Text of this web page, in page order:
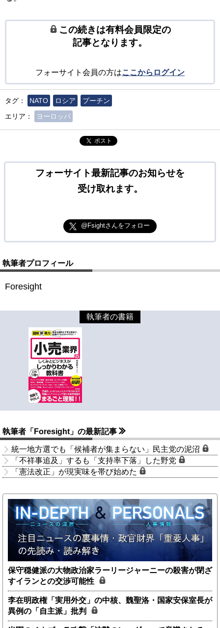
この続きは有料会員限定の
記事となります。
フォーサイト会員の方はここからログイン
タグ： NATO ロシア
プーチン
エリア：
ヨーロッパ
ポスト
フォーサイト最新記事のお知らせを
受け取れます。
@Fsightさんをフォロー
執筆者プロフィール
Foresight
執筆者の書籍
執筆者「Foresight」の最新記事
統一地方選でも「候補者が集まらない」民主党の泥沼
「不祥事追及」するも「支持率下落」した野党
「憲法改正」が現実味を帯び始めた
保守穏健派の大物政治家ラーリージャーニーの殺害が閉ざ
すイランとの交渉可能性
李在明政権「実用外交」の中核、魏聖洛・国家安保室長が
異例の「自主派」批判